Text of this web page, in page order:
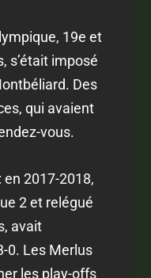
19e et
s’était imposé
Des
qui avaient
vous.
2017-2018,
2 et relégué
avait
0. Les Merlus
les play-offs